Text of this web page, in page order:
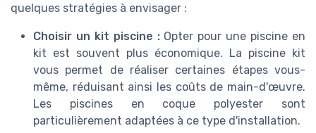
quelques stratégies à envisager :
Choisir un kit piscine :Opter pour une piscine en
kit est souvent plus économique. La piscine kit
vous permet de réaliser certaines étapes vous-
même, réduisant ainsi les coûts de main-d'œuvre.
Les piscines en coque polyester sont
particulièrement adaptées à ce type d'installation.